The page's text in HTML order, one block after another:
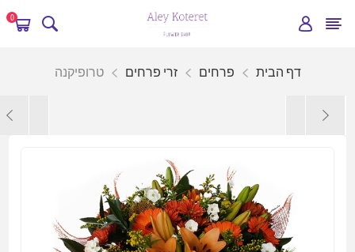
0
דף הבית פרחים זרי פרחים טרופיקנה